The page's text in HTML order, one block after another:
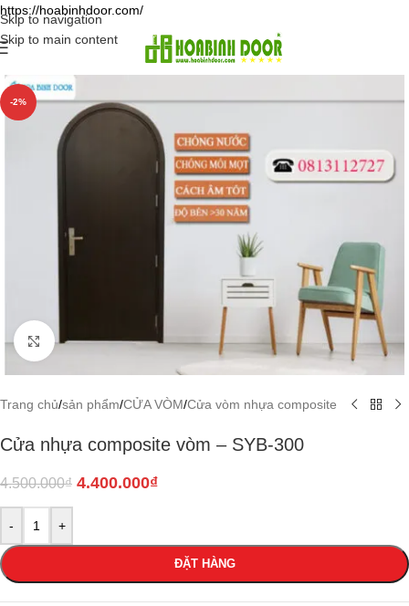
https://hoabinhdoor.com/
Skip to navigation
Skip to main content
-2%
Click to enlarge
Trang chủ/sản phẩm/CỬA VÒM/Cửa vòm nhựa composite
Cửa nhựa composite vòm – SYB-300
4.500.000₫ 4.400.000₫
- +
ĐẶT HÀNG